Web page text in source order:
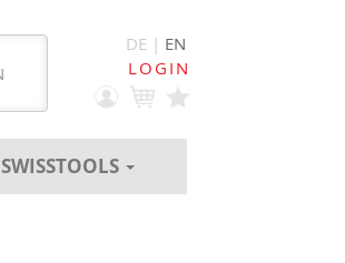
DE | EN
LOGIN
SWISSTOOLS